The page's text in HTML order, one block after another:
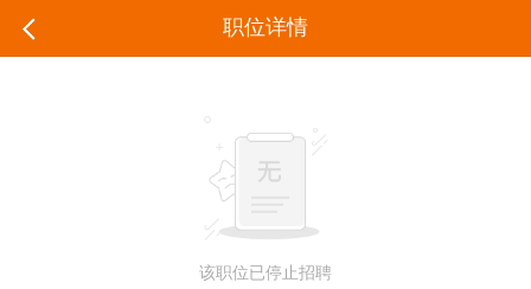
职位详情
该职位已停止招聘